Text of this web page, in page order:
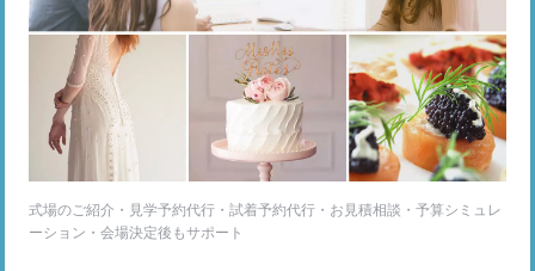
式場のご紹介・見学予約代行・試着予約代行・お見積相談・予算シミュレ
ーション・会場決定後もサポート